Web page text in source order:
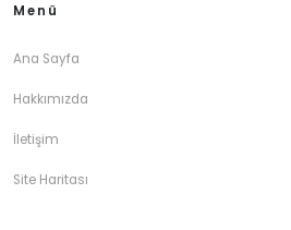
Menü
Ana Sayfa
Hakkımızda
İletişim
Site Haritası